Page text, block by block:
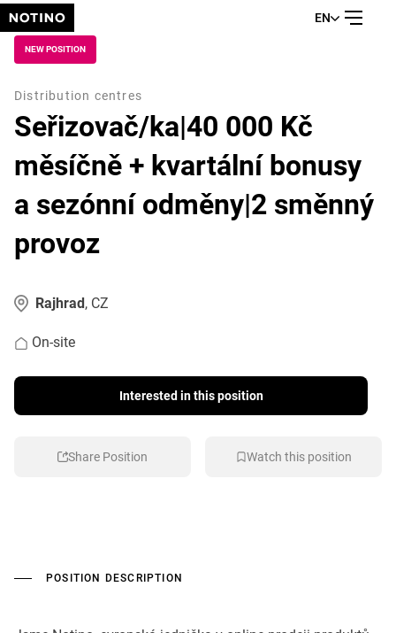
EN
NEW POSITION
Distribution centres
Seřizovač/ka|40 000 Kč
měsíčně + kvartální bonusy
a sezónní odměny|2 směnný
provoz
Rajhrad, CZ
On-site
Interested in this position
Share Position Watch this position
POSITION DESCRIPTION